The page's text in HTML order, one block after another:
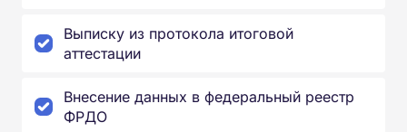
Выписку из протокола итоговой
аттестации
Внесение данных в федеральный реестр
ФРДО